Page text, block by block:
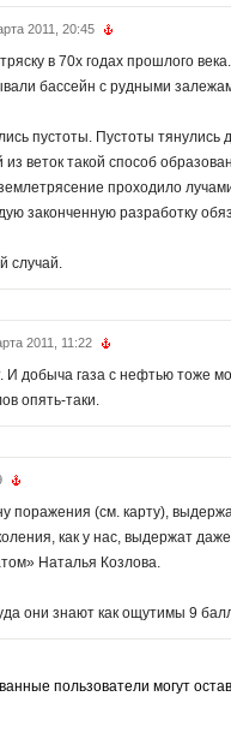
2011, 20:45
в 70х годах прошлого
бассейн с рудными
пустоты. Пустоты тянулись
веток такой способ
проходило
законченную разработку
случай.
2011, 11:22
И добыча газа с нефтью тоже
опять-таки.
(см. карту),
как у нас, выдержат
Наталья Козлова.
они знают как ощутимы 9
пользователи могут